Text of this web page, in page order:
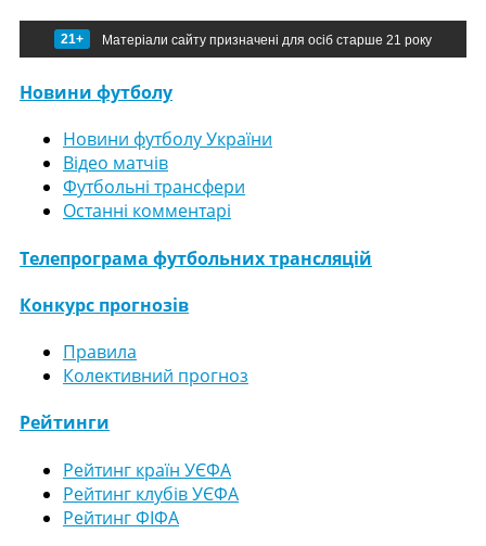
21+ Матеріали сайту призначені для осіб старше 21 року
Новини футболу
Новини футболу України
Відео матчів
Футбольні трансфери
Останні комментарі
Телепрограма футбольних трансляцій
Конкурс прогнозів
Правила
Колективний прогноз
Рейтинги
Рейтинг країн УЄФА
Рейтинг клубів УЄФА
Рейтинг ФІФА